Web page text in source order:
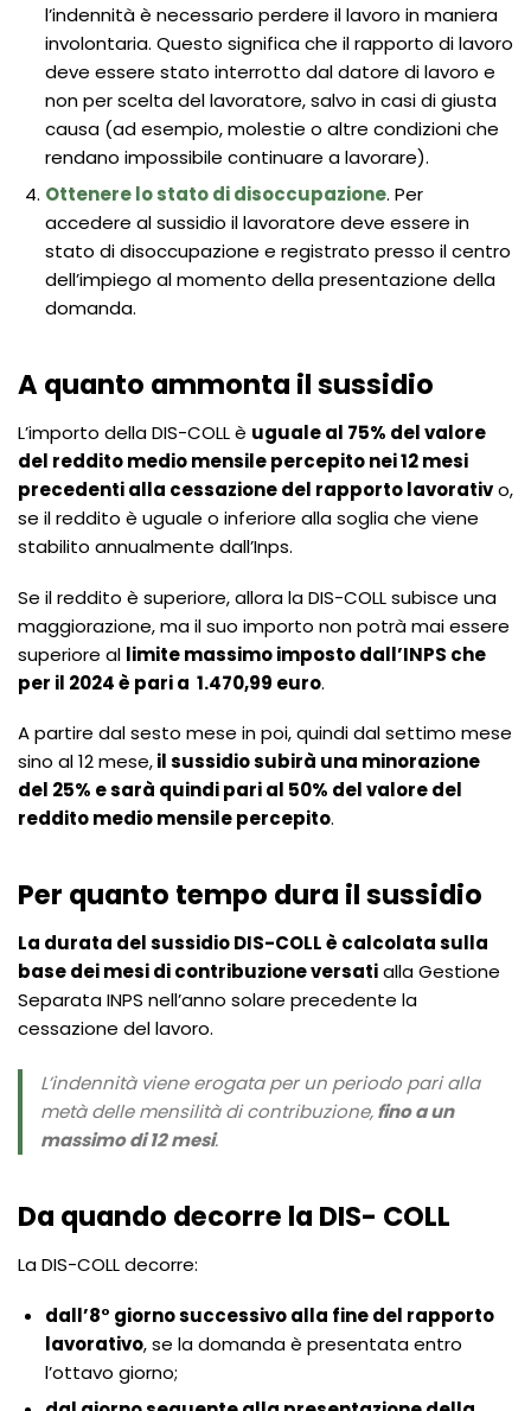
l’indennità è necessario perdere il lavoro in maniera
involontaria. Questo significa che il rapporto di lavoro
deve essere stato interrotto dal datore di lavoro e
non per scelta del lavoratore, salvo in casi di giusta
causa (ad esempio, molestie o altre condizioni che
rendano impossibile continuare a lavorare).
Ottenere lo stato di disoccupazione. Per
accedere al sussidio il lavoratore deve essere in
stato di disoccupazione e registrato presso il centro
dell’impiego al momento della presentazione della
domanda.
A quanto ammonta il sussidio
L’importo della DIS-COLL è uguale al 75% del valore
del reddito medio mensile percepito nei 12 mesi
precedenti alla cessazione del rapporto lavorativo,
se il reddito è uguale o inferiore alla soglia che viene
stabilito annualmente dall’Inps.
Se il reddito è superiore, allora la DIS-COLL subisce una
maggiorazione, ma il suo importo non potrà mai essere
superiore al limite massimo imposto dall’INPS che
per il 2024 è pari a 1.470,99 euro.
A partire dal sesto mese in poi, quindi dal settimo mese
sino al 12 mese,il sussidio subirà una minorazione
del 25% e sarà quindi pari al 50% del valore del
reddito medio mensile percepito.
Per quanto tempo dura il sussidio
La durata del sussidio DIS-COLL è calcolata sulla
base dei mesi di contribuzione versatialla Gestione
Separata INPS nell’anno solare precedente la
cessazione del lavoro.
L’indennità viene erogata per un periodo pari alla
metà delle mensilità di contribuzione,fino a un
massimo di 12 mesi.
Da quando decorre la DIS- COLL
La DIS-COLL decorre:
dall’8° giorno successivo alla fine del rapporto
lavorativo, se la domanda è presentata entro
l’ottavo giorno;